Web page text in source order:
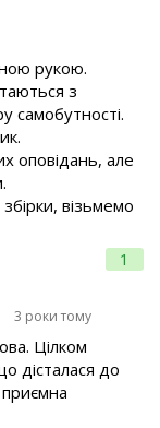
1
рукою.
з
оповідань, але
візьмемо
3 роки тому
Цілком
дісталася до
приємна